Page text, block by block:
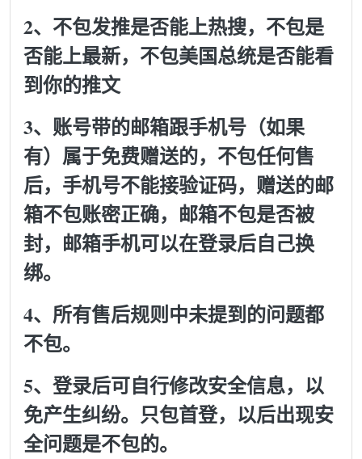
2、不包发推是否能上热搜，不包是
否能上最新，不包美国总统是否能看
到你的推文
3、账号带的邮箱跟手机号（如果
有）属于免费赠送的，不包任何售
后，手机号不能接验证码，赠送的邮
箱不包账密正确，邮箱不包是否被
封，邮箱手机可以在登录后自己换
绑。
4、所有售后规则中未提到的问题都
不包。
5、登录后可自行修改安全信息，以
免产生纠纷。只包首登，以后出现安
全问题是不包的。